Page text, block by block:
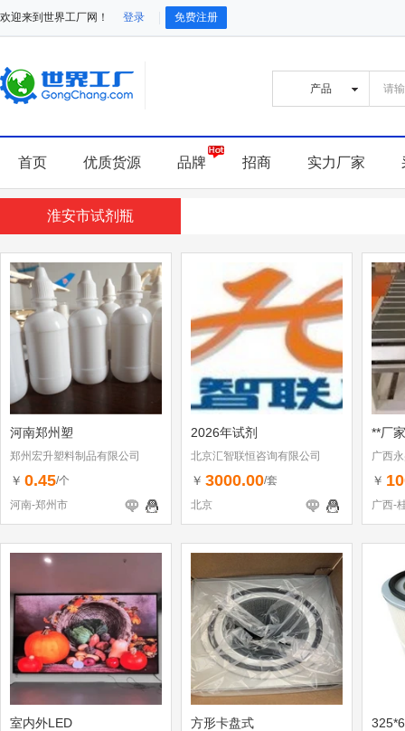
欢迎来到世界工厂网！ 登录 免费注册
首页 优质货源 品牌 招商 实力厂家
淮安市试剂瓶
河南郑州塑
郑州宏升塑料制品有限公司
￥ 0.45/个
河南-郑州市
2026年试剂
北京汇智联恒咨询有限公司
￥ 3000.00/套
北京
**厂
广西
￥
广西-
室内外LED 方形卡盘式